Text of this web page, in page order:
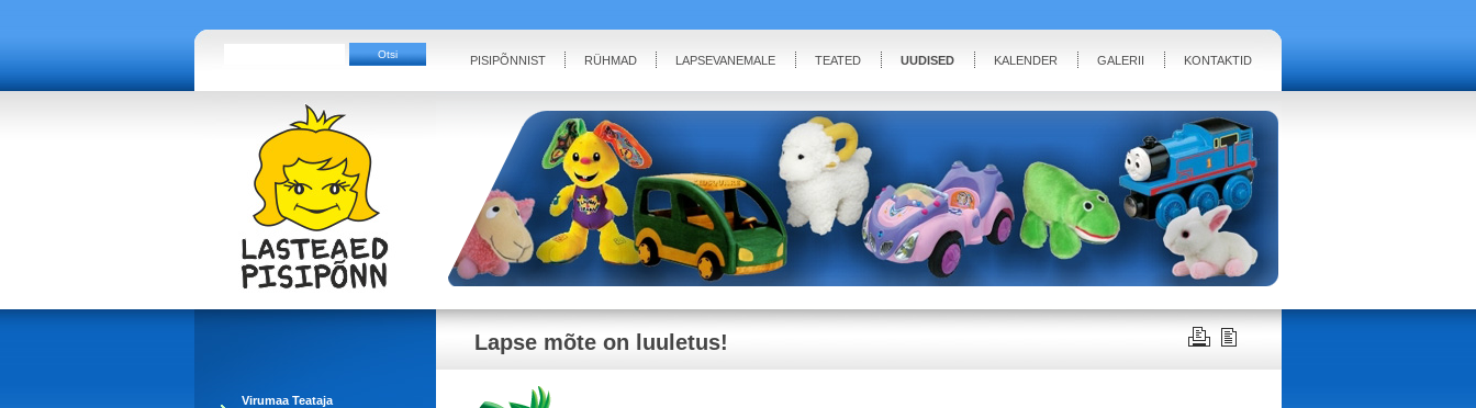
PISIPÕNNIST RÜHMAD LAPSEVANEMALE TEATED UUDISED KALENDER GALERII KONTAKTID
Virumaa Teataja
Lapse mõte on luuletus!